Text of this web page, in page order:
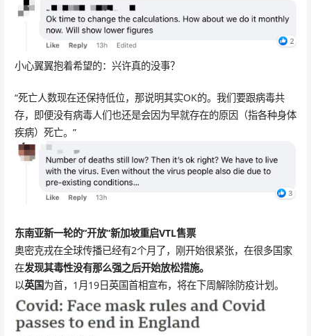
小心翼翼抱着希望的：兴许真的没事？
“死亡人数现在还保持低位，那说明其实OK的。我们要跟病毒共
存，即便没有病毒人们也还是会因为早就存在的原因（指各种身体
疾病）死亡。”
东南亚新一轮的“开放”新加坡重启VTL售票
奥密克戎在全球传播已经有2个月了，刚开始很紧张，在很多国家
在发现其毒性没有那么强之后开始放松措施。
以英国为首，1月19日英国首相宣布，将在下周解除防疫计划。